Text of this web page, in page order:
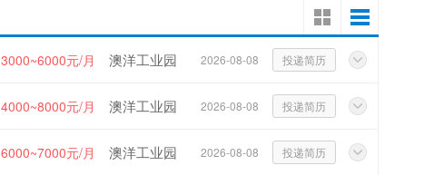
3000~6000元/月 澳洋工业园 2026-08-08 投递简历
4000~8000元/月 澳洋工业园 2026-08-08 投递简历
6000~7000元/月 澳洋工业园 2026-08-08 投递简历